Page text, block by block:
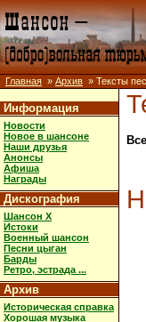
Главная » Архив » Тексты
Информация
Новости
Новое в шансоне
Наши друзья
Анонсы
Афиша
Награды
Дискография
Шансон X
Истоки
Военный шансон
Песни цыган
Барды
Ретро, эстрада ...
Архив
Историческая справка
Хорошая музыка